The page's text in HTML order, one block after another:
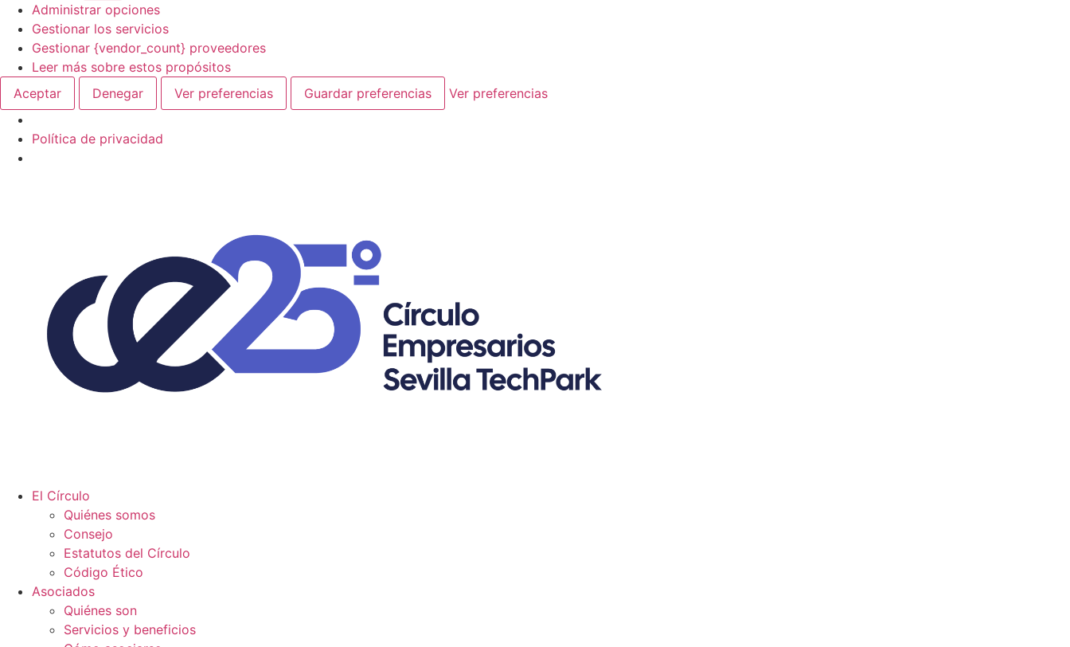
Administrar opciones
Gestionar los servicios
Gestionar {vendor_count} proveedores
Leer más sobre estos propósitos
Aceptar
Denegar Ver preferencias Guardar preferencias Ver preferencias
Política de privacidad
El Círculo
Quiénes somos
Consejo
Estatutos del Círculo
Código Ético
Asociados
Quiénes son
Servicios y beneficios